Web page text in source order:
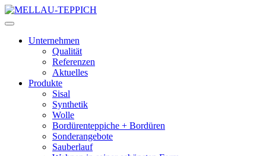
Unternehmen
Qualität
Referenzen
Aktuelles
Produkte
Sisal
Synthetik
Wolle
Bordürenteppiche + Bordüren
Sonderangebote
Sauberlauf